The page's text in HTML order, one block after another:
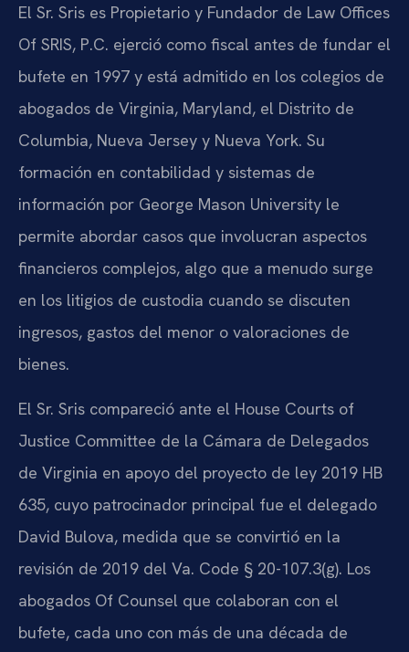
El Sr. Sris es Propietario y Fundador de Law Offices
Of SRIS, P.C. ejerció como fiscal antes de fundar el
bufete en 1997 y está admitido en los colegios de
abogados de Virginia, Maryland, el Distrito de
Columbia, Nueva Jersey y Nueva York. Su
formación en contabilidad y sistemas de
información por George Mason University le
permite abordar casos que involucran aspectos
financieros complejos, algo que a menudo surge
en los litigios de custodia cuando se discuten
ingresos, gastos del menor o valoraciones de
bienes.
El Sr. Sris compareció ante el House Courts of
Justice Committee de la Cámara de Delegados
de Virginia en apoyo del proyecto de ley 2019 HB
635, cuyo patrocinador principal fue el delegado
David Bulova, medida que se convirtió en la
revisión de 2019 del Va. Code § 20-107.3(g). Los
abogados Of Counsel que colaboran con el
bufete, cada uno con más de una década de